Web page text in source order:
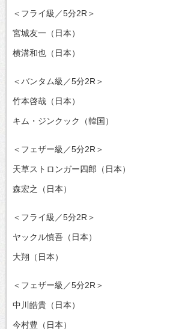
＜フライ級／5分2R＞
宮城友一（日本）
横溝和也（日本）
＜バンタム級／5分2R＞
竹本啓哉（日本）
キム・ジンクック（韓国）
＜フェザー級／5分2R＞
天草ストロンガー四郎（日本）
森宏之（日本）
＜フライ級／5分2R＞
ヤックル慎吾（日本）
大翔（日本）
＜フェザー級／5分2R＞
中川皓貴（日本）
今村豊（日本）